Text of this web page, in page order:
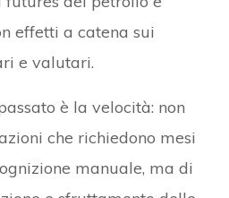
effetti a catena sui
e valutari.
è la velocità: non
che richiedono mesi
manuale, ma di